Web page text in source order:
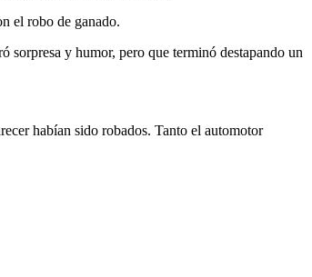
el robo de ganado.
sorpresa y humor, pero que terminó destapando un
habían sido robados. Tanto el automotor